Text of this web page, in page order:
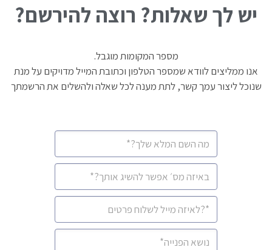
יש לך שאלות? רוצה להירשם?
מספר המקומות מוגבל.
אנו ממליצים לוודא שמספר הטלפון וכתובת המייל מדויקים על מנת
שנוכל ליצור עמך קשר, לתת מענה לכל שאלה ולהשלים את הרשמתך
CAPTCHA
מלא *
מספר
סלולרי
*
איימיל